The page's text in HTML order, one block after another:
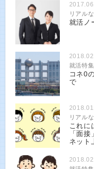
リアル
就活ノ
就活特
コネ0
で
リアル
これに
「面
ネット